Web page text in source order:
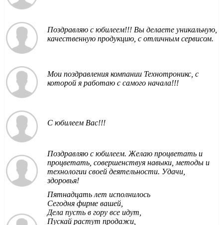
Поздравляю с юбилеем!!! Вы делаете уникальную,
качественную продукцию, с отличным сервисом.
Мои поздравления компании Технотроникс, с
которой я работаю с самого начала!!!
С юбилеем Вас!!!
Поздравляю с юбилеем. Желаю процветать и
процветать, совершенствуя навыки, методы и
технологии своей деятельности. Удачи,
здоровья!
Пятнадцать лет исполнилось
Сегодня фирме вашей,
Дела пусть в гору все идут,
Пускай растут продажи,